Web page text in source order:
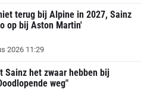
terug bij Alpine in 2027, Sainz
op bij Aston Martin'
2026 11:29
Sainz het zwaar hebben bij
weg"